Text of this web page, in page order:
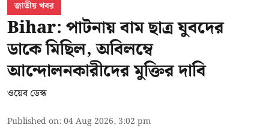
জাতীয় খবর
Bihar: পাটনায় বাম ছাত্র যুবদের
ডাকে মিছিল, অবিলম্বে
আন্দোলনকারীদের মুক্তির দাবি
ওয়েব ডেস্ক
Published on:04 Aug 2026, 3:02 pm